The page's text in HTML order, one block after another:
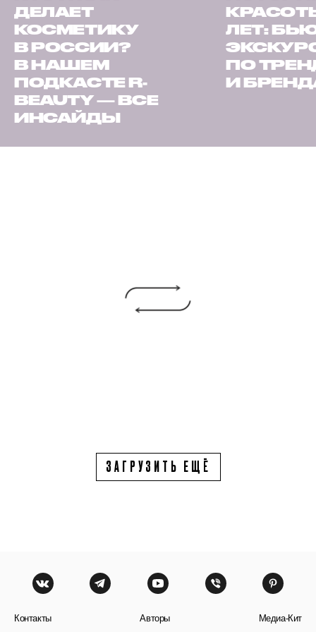
ДЕЛАЕТ
КОСМЕТИКУ
В РОССИИ?
В НАШЕМ
ПОДКАСТЕ R-
BEAUTY — ВСЕ
ИНСАЙДЫ
ЛЕТ:
ПО
И
ЗАГРУЗИТЬ ЕЩЁ
Контакты Авторы Медиа-Кит